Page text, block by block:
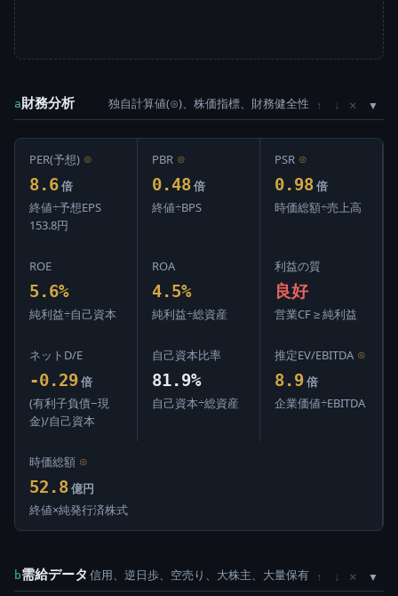
a財務分析 独自計算値(⊙)、株価指標、財務健全性 ↑ ↓ ×
PER(予想) ⊙
8.6 倍
終値÷予想EPS
153.8円
PBR ⊙
0.48 倍
終値÷BPS
PSR ⊙
0.98 倍
時価総額÷売上高
ROE
5.6%
純利益÷自己資本
ROA
4.5%
純利益÷総資産
利益の質
良好
営業CF ≥ 純利益
ネットD/E
-0.29 倍
(有利子負債−現
金)/自己資本
自己資本比率
81.9%
自己資本÷総資産
推定EV/EBITDA ⊙
8.9 倍
企業価値÷EBITDA
時価総額 ⊙
52.8 億円
終値×純発行済株式
b需給データ 信用、逆日歩、空売り、大株主、大量保有 ↑ ↓ ×